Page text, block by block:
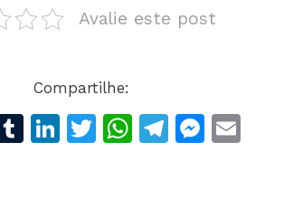
Avalie este post
Compartilhe:
Pi
T
Li
T
W T
M